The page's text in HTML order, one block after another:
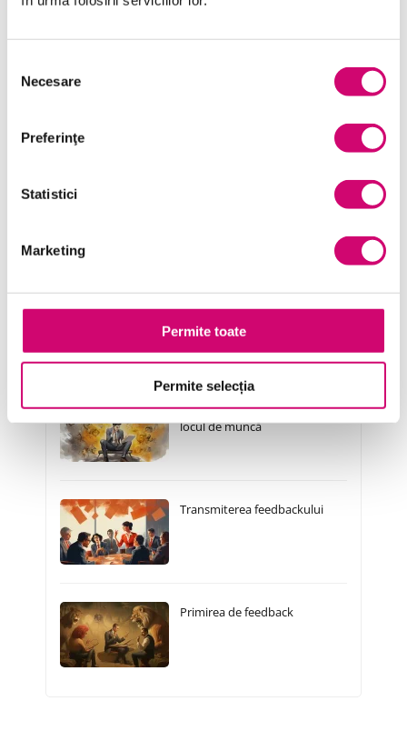
consimțământului
Necesare
Preferinţe
Statistici
Marketing
Permite toate
Permite selecția
Resurse Umane
Transformare Digitală
Cursuri Similare
Feedbackul și rolul său vital la
locul de muncă
Transmiterea feedbackului
Primirea de feedback